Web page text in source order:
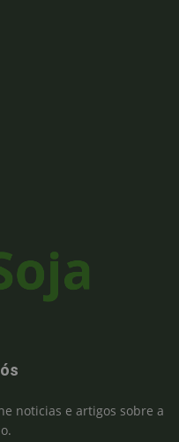
noticias e artigos sobre a